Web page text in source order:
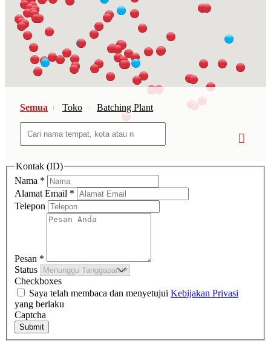
Semua Toko Batching Plant
Kontak (ID)
Nama *
Alamat Email *
Telepon
Pesan *
Status
Checkboxes
Saya telah membaca dan menyetujui Kebijakan Privasi
yang berlaku
Captcha
Submit